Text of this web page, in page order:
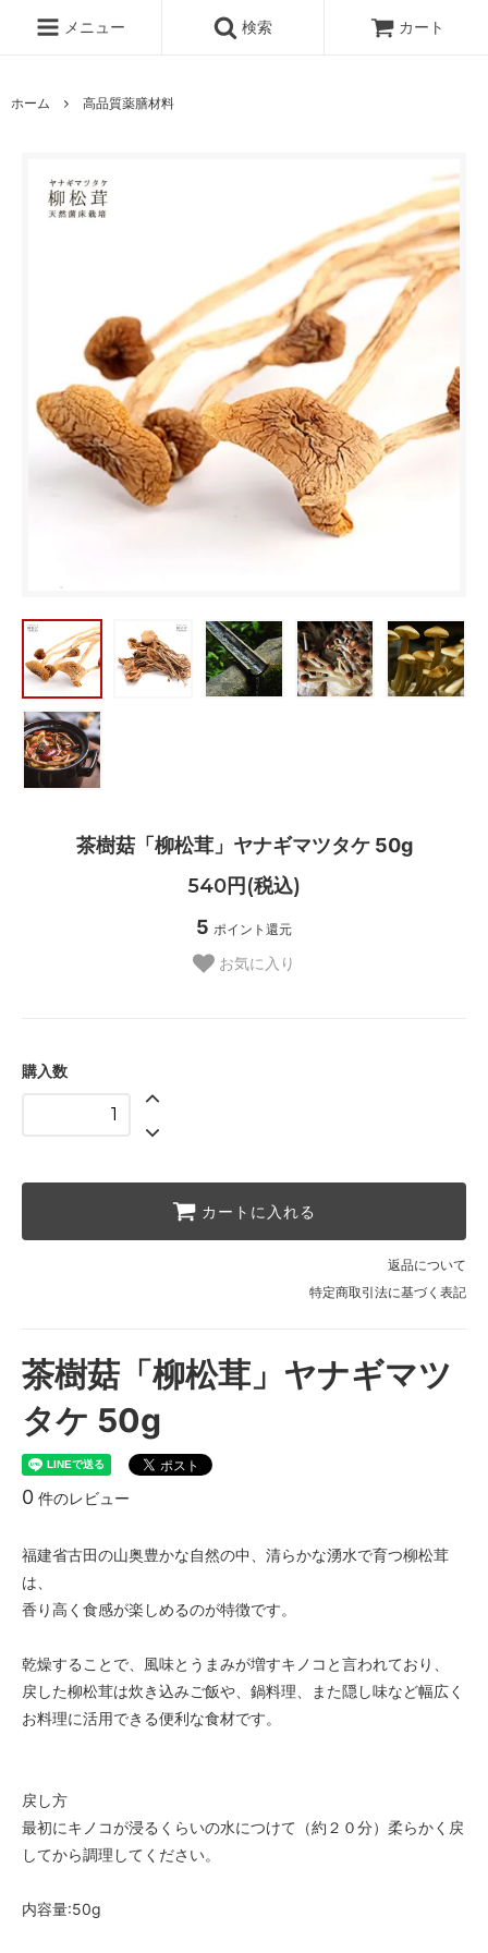
メニュー 検索 カート
ホーム 高品質薬膳材料
茶樹菇「柳松茸」ヤナギマツタケ 50g
540円(税込)
5 ポイント還元
お気に入り
購入数
カートに入れる
返品について
特定商取引法に基づく表記
茶樹菇「柳松茸」ヤナギマツ
タケ 50g
0 件のレビュー
福建省古田の山奥豊かな自然の中、清らかな湧水で育つ柳松茸
は、
香り高く食感が楽しめるのが特徴です。
乾燥することで、風味とうまみが増すキノコと言われており、
戻した柳松茸は炊き込みご飯や、鍋料理、また隠し味など幅広く
お料理に活用できる便利な食材です。
戻し方
最初にキノコが浸るくらいの水につけて（約２０分）柔らかく戻
してから調理してください。
内容量:50g